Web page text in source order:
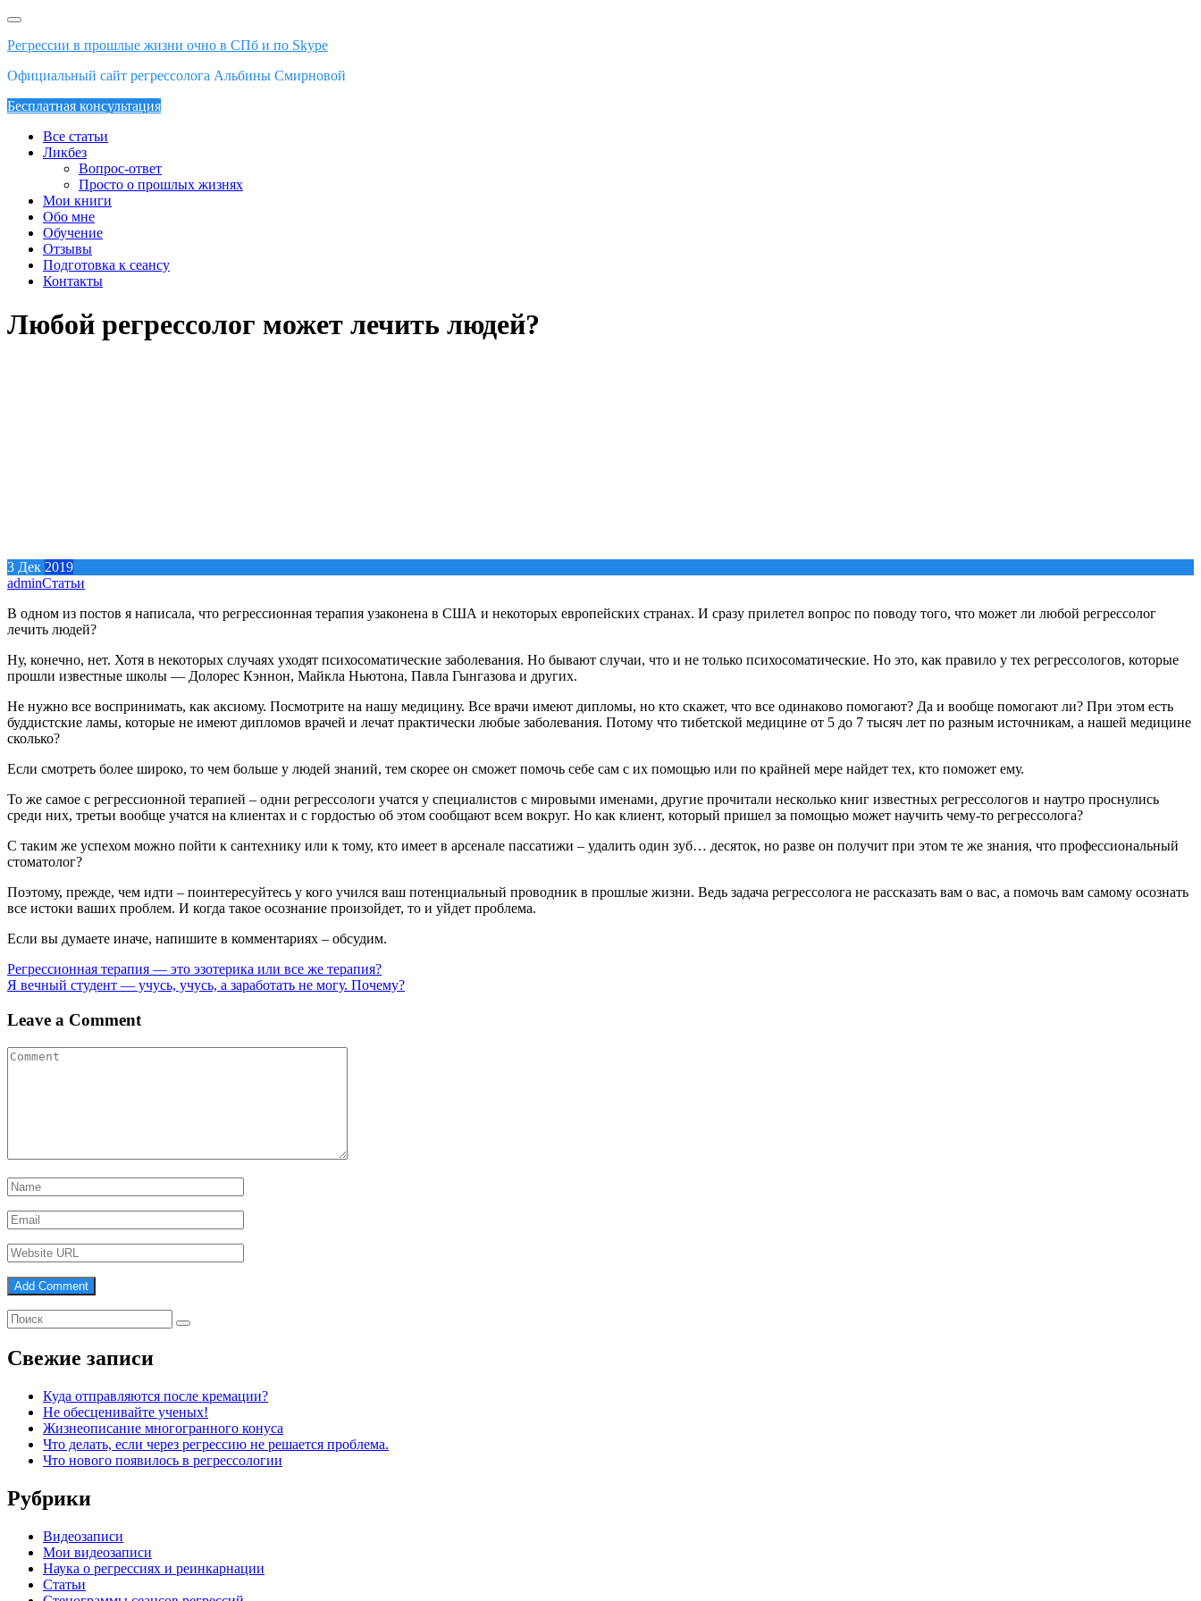
Skip
content
Регрессии в прошлые жизни очно в СПб и по Skype
Официальный сайт регрессолога Альбины Смирновой
Бесплатная консультация
Все статьи
Ликбез
Вопрос-ответ
Просто о прошлых жизнях
Мои книги
Обо мне
Обучение
Отзывы
Подготовка к сеансу
Контакты
Любой регрессолог может лечить людей?
3 Дек 2019
adminСтатьи
В одном из постов я написала, что регрессионная терапия узаконена в США и некоторых европейских странах. И сразу прилетел вопрос по поводу того, что может ли любой регрессолог
лечить людей?
Ну, конечно, нет. Хотя в некоторых случаях уходят психосоматические заболевания. Но бывают случаи, что и не только психосоматические. Но это, как правило у тех регрессологов, которые
прошли известные школы — Долорес Кэннон, Майкла Ньютона, Павла Гынгазова и других.
Не нужно все воспринимать, как аксиому. Посмотрите на нашу медицину. Все врачи имеют дипломы, но кто скажет, что все одинаково помогают? Да и вообще помогают ли? При этом есть
буддистские ламы, которые не имеют дипломов врачей и лечат практически любые заболевания. Потому что тибетской медицине от 5 до 7 тысяч лет по разным источникам, а нашей медицине
сколько?
Если смотреть более широко, то чем больше у людей знаний, тем скорее он сможет помочь себе сам с их помощью или по крайней мере найдет тех, кто поможет ему.
То же самое с регрессионной терапией – одни регрессологи учатся у специалистов с мировыми именами, другие прочитали несколько книг известных регрессологов и наутро проснулись
среди них, третьи вообще учатся на клиентах и с гордостью об этом сообщают всем вокруг. Но как клиент, который пришел за помощью может научить чему-то регрессолога?
С таким же успехом можно пойти к сантехнику или к тому, кто имеет в арсенале пассатижи – удалить один зуб… десяток, но разве он получит при этом те же знания, что профессиональный
стоматолог?
Поэтому, прежде, чем идти – поинтересуйтесь у кого учился ваш потенциальный проводник в прошлые жизни. Ведь задача регрессолога не рассказать вам о вас, а помочь вам самому осознать
все истоки ваших проблем. И когда такое осознание произойдет, то и уйдет проблема.
Если вы думаете иначе, напишите в комментариях – обсудим.
Навигация
по
записям
Регрессионная терапия — это эзотерика или все же терапия?
Я вечный студент — учусь, учусь, а заработать не могу. Почему?
Leave a Comment
Свежие записи
Куда отправляются после кремации?
Не обесценивайте ученых!
Жизнеописание многогранного конуса
Что делать, если через регрессию не решается проблема.
Что нового появилось в регрессологии
Рубрики
Видеозаписи
Мои видеозаписи
Наука о регрессиях и реинкарнации
Статьи